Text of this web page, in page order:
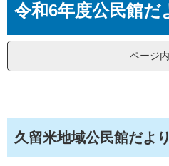
へ
文令和6年度公民館だ
ページ
久留米地域公民館だよ